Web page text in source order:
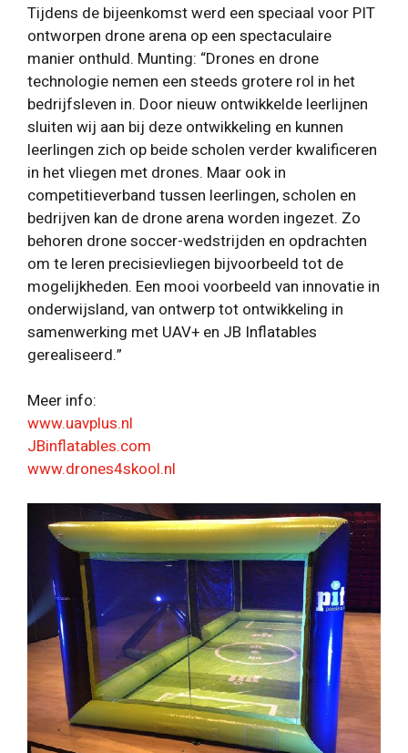
Tijdens de bijeenkomst werd een speciaal voor PIT
ontworpen drone arena op een spectaculaire
manier onthuld. Munting: “Drones en drone
technologie nemen een steeds grotere rol in het
bedrijfsleven in. Door nieuw ontwikkelde leerlijnen
sluiten wij aan bij deze ontwikkeling en kunnen
leerlingen zich op beide scholen verder kwalificeren
in het vliegen met drones. Maar ook in
competitieverband tussen leerlingen, scholen en
bedrijven kan de drone arena worden ingezet. Zo
behoren drone soccer-wedstrijden en opdrachten
om te leren precisievliegen bijvoorbeeld tot de
mogelijkheden. Een mooi voorbeeld van innovatie in
onderwijsland, van ontwerp tot ontwikkeling in
samenwerking met UAV+ en JB Inflatables
gerealiseerd.”
Meer info:
www.uavplus.nl
JBinflatables.com
www.drones4skool.nl